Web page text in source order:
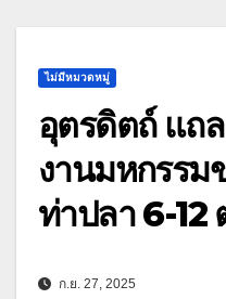
ไม่มีหมวดหมู่
อุตรดิตถ์ แถ
งานมหกรรม
ท่าปลา 6-12
ก.ย. 27, 2025